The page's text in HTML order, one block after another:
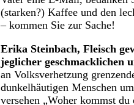
(starken?) Kaffee und den
– kommen Sie zur Sache!
Erika Steinbach, Fleisch
jeglicher geschmacklichen
an Volksverhetzung
dunkelhäutigen Menschen
versehen „Woher kommst